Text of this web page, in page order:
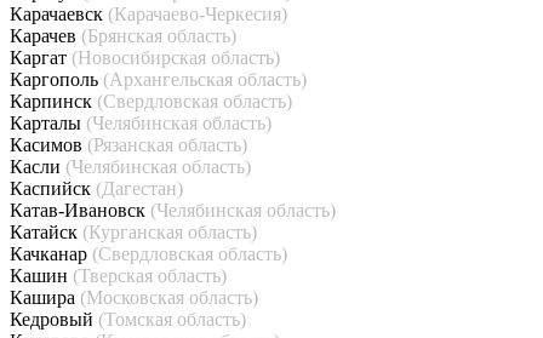
Карачаевск (Карачаево-Черкесия)
Карачев (Брянская область)
Каргат (Новосибирская область)
Каргополь (Архангельская область)
Карпинск (Свердловская область)
Карталы (Челябинская область)
Касимов (Рязанская область)
Касли (Челябинская область)
Каспийск (Дагестан)
Катав-Ивановск (Челябинская область)
Катайск (Курганская область)
Качканар (Свердловская область)
Кашин (Тверская область)
Кашира (Московская область)
Кедровый (Томская область)